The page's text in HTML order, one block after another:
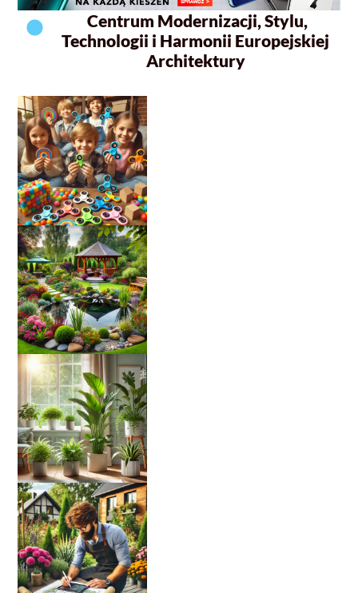
Centrum Modernizacji, Stylu,
Technologii i Harmonii Europejskiej
Architektury